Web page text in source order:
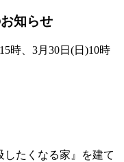
知らせ
時、3月30日(日)10時
たくなる家』を建て